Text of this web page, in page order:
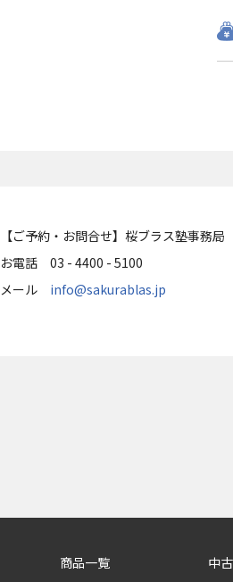
【ご予約・お問合せ】桜ブラス塾事務局
お電話 03 - 4400 - 5100
メール info@sakurablas.jp
商品一覧
中